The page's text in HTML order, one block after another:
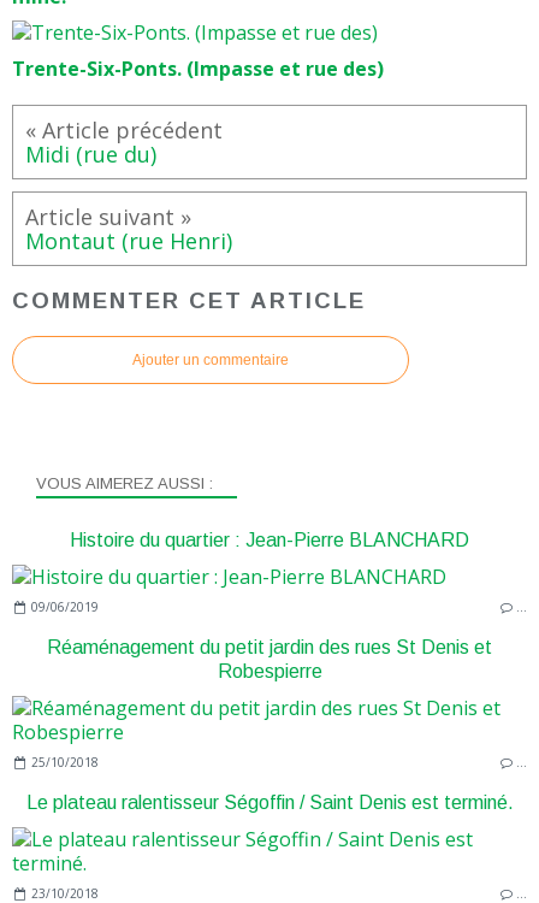
Trente-Six-Ponts. (Impasse et rue des)
Midi (rue du)
Montaut (rue Henri)
COMMENTER CET ARTICLE
Ajouter un commentaire
VOUS AIMEREZ AUSSI :
Histoire du quartier : Jean-Pierre BLANCHARD
09/06/2019
Réaménagement du petit jardin des rues St Denis et
Robespierre
25/10/2018
Le plateau ralentisseur Ségoffin / Saint Denis est terminé.
23/10/2018